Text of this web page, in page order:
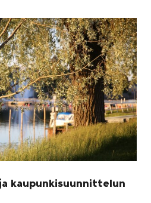
kaupunkisuunnittelun